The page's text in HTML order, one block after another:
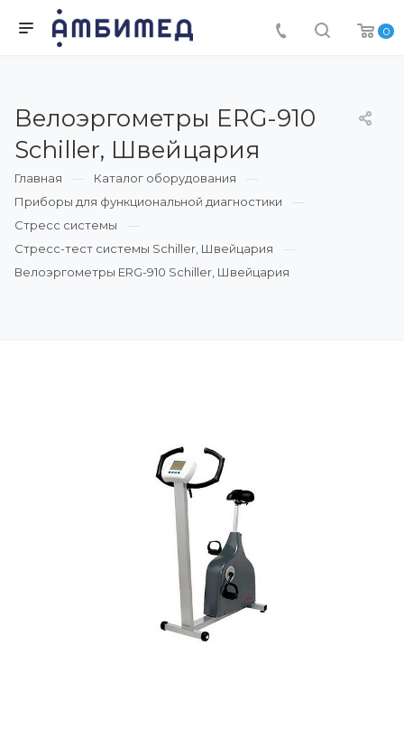
0
Велоэргометры ERG-910
Schiller, Швейцария
Главная
Каталог оборудования
Приборы для функциональной диагностики
Стресс системы
Стресс-тест системы Schiller, Швейцария
Велоэргометры ERG-910 Schiller, Швейцария